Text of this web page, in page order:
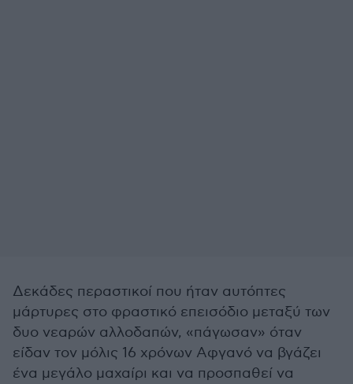
Δεκάδες περαστικοί που ήταν αυτόπτες
μάρτυρες στο φραστικό επεισόδιο μεταξύ των
δυο νεαρών αλλοδαπών, «πάγωσαν» όταν
είδαν τον μόλις 16 χρόνων Αφγανό να βγάζει
ένα μεγάλο μαχαίρι και να προσπαθεί να